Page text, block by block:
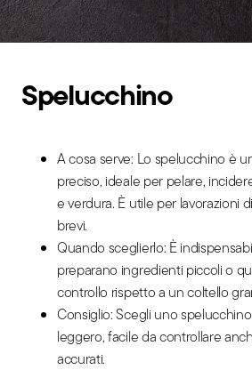
Spelucchino
A cosa serve: Lo spelucchino è
preciso, ideale per pelare,
e verdura. È utile per lavorazioni
brevi.
Quando sceglierlo: È
preparano ingredienti piccoli o
controllo rispetto a un coltello
Consiglio: Scegli uno
leggero, facile da controllare
accurati.